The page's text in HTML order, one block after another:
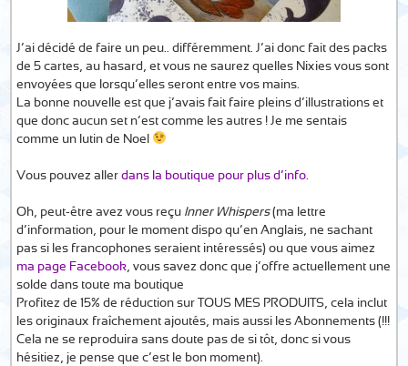
J’ai décidé de faire un peu.. différemment. J’ai donc fait des packs
de 5 cartes, au hasard, et vous ne saurez quelles Nixies vous sont
envoyées que lorsqu’elles seront entre vos mains.
La bonne nouvelle est que j’avais fait faire pleins d’illustrations et
que donc aucun set n’est comme les autres ! Je me sentais
comme un lutin de Noel
Vous pouvez allerdans la boutique pour plus d’info.
Oh, peut-être avez vous reçu Inner Whispers(ma lettre
d’information, pour le moment dispo qu’en Anglais, ne sachant
pas si les francophones seraient intéressés) ou que vous aimez
ma page Facebook, vous savez donc que j’offre actuellement une
solde dans toute ma boutique
Profitez de 15% de réduction sur TOUS MES PRODUITS, cela inclut
les originaux fraîchement ajoutés, mais aussi les Abonnements (!!!
Cela ne se reproduira sans doute pas de si tôt, donc si vous
hésitiez, je pense que c’est le bon moment).